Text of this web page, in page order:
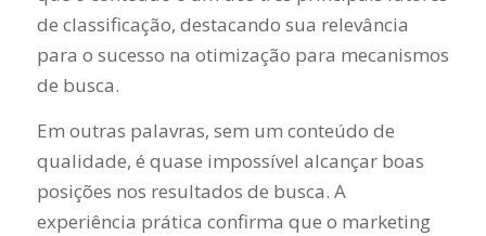
de classificação, destacando sua relevância
para o sucesso na otimização para mecanismos
de busca.
Em outras palavras, sem um conteúdo de
qualidade, é quase impossível alcançar boas
posições nos resultados de busca. A
experiência prática confirma que o marketing